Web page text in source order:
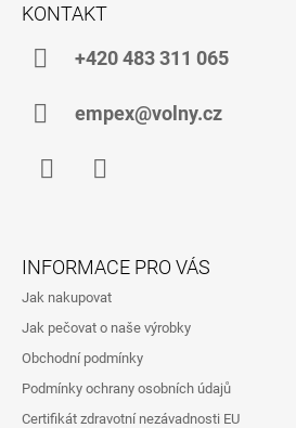
KONTAKT
+420 483 311 065
empex@volny.cz
INFORMACE PRO VÁS
Jak nakupovat
Jak pečovat o naše výrobky
Obchodní podmínky
Podmínky ochrany osobních údajů
Certifikát zdravotní nezávadnosti EU